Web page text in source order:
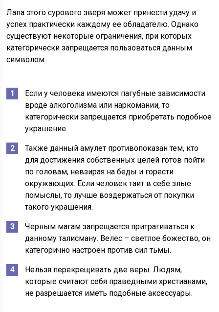
Лапа этого сурового зверя может принести удачу и
успех практически каждому ее обладателю. Однако
существуют некоторые ограничения, при которых
категорически запрещается пользоваться данным
символом.
Если у человека имеются пагубные зависимости
вроде алкоголизма или наркомании, то
категорически запрещается приобретать подобное
украшение.
Также данный амулет противопоказан тем, кто
для достижения собственных целей готов пойти
по головам, невзирая на беды и горести
окружающих. Если человек таит в себе злые
помыслы, то лучше воздержаться от покупки
такого украшения.
Черным магам запрещается притрагиваться к
данному талисману. Велес – светлое божество, он
категорично настроен против сил тьмы.
Нельзя перекрещивать две веры. Людям,
которые считают себя праведными христианами,
не разрешается иметь подобные аксессуары.